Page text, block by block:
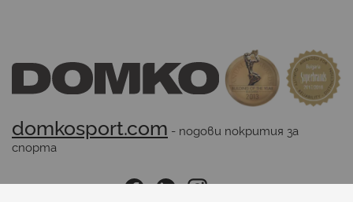
domkosport.com - подови покрития за
спорта
Последвайте ни: